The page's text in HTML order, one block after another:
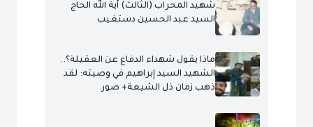
شهيد المحراب (الثالث) آية الله الحاج
السيد عبد الحسين دستغيب
ماذا يقول شهداء الدفاع عن العقيلة؟..
الشهيد السيد إبراهيم في وصيته: لقد
ذهب زمان ذل الشيعة+ صور